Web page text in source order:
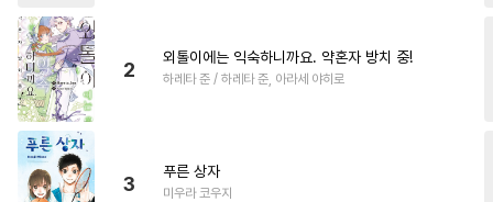
2
외톨이에는 익숙하니까요. 약혼자 방치 중!
하레타 준 / 하레타 준, 아라세 야히로
3
푸른 상자
미우라 코우지